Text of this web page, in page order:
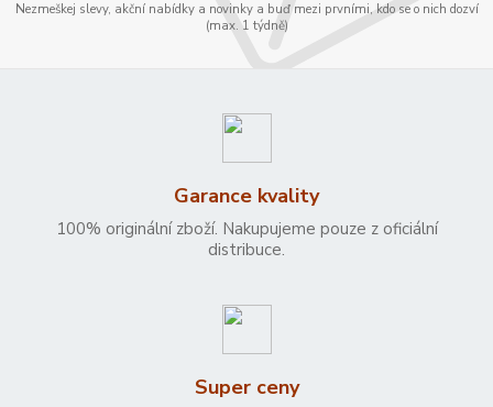
Nezmeškej slevy, akční nabídky a novinky a buď mezi prvními, kdo se o nich dozví
(max. 1 týdně)
Garance kvality
100% originální zboží. Nakupujeme pouze z oficiální
distribuce.
Super ceny